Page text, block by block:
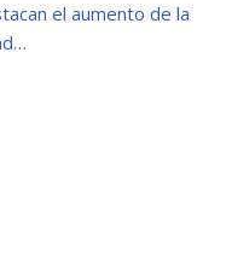
el aumento de la